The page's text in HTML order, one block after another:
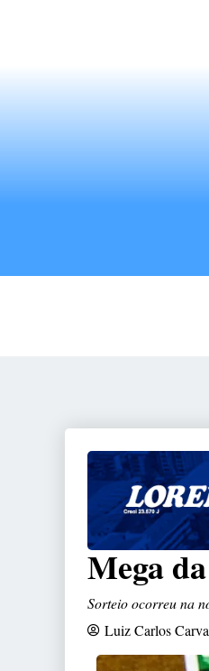
Mega
Sorteio ocorreu na
Luiz Carlos